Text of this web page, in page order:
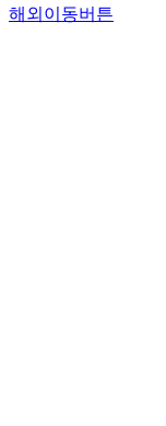
해외이동버튼